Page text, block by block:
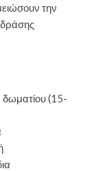
την
δράσης
(15-